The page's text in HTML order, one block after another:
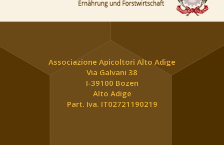
Associazione Apicoltori Alto Adige
Via Galvani 38
I-39100 Bozen
Alto Adige
Part. Iva. IT02721190219